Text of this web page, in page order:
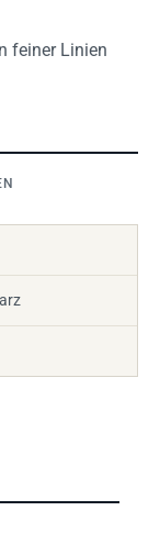
feiner Linien